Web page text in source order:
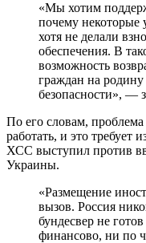
«Мы хотим
почему некоторые
хотя не делали
обеспечения. В
возможность
граждан на
безопасности», —
По его словам,
работать, и это требует
ХСС выступил против
Украины.
«Размещение
вызов. Россия
бундесвер не
финансово, ни по